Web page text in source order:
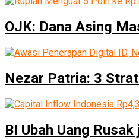
OJK: Dana Asing
Nezar Patria: 3
BI Ubah Uang